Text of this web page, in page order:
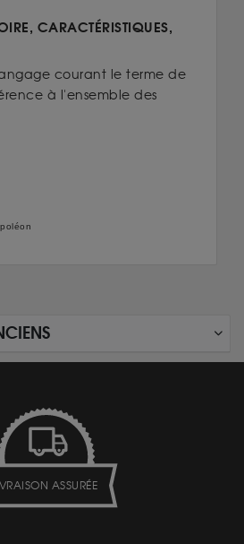
CARACTÉRISTIQUES,
courant le terme de
à l'ensemble des
ASSURÉE